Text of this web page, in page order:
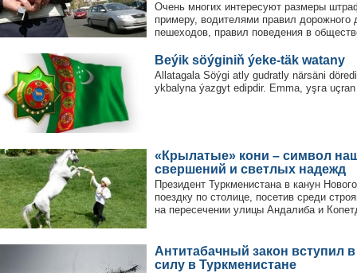
Очень многих интересуют размеры
примеру, водителями правил дорожного
пешеходов, правил поведения в
Beýik söýginiň ýeke-täk watany
Allatagala Söýgi atly gudratly närsäni
ykbalyna ýazgyt edipdir. Emma, yşгa
«Крылатые» кони – символ
свершений и светлых надежд
Президент Туркменистана в канун
поездку по столице, посетив среди
на пересечении улицы Андалиба и
Антитабачный закон вступил в
силу в Туркменистане